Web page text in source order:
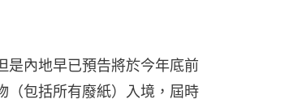
是內地早已預告將於今年底前
（包括所有廢紙）入境，屆時